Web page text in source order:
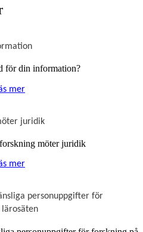
för din information?
mer
möter juridik
mer